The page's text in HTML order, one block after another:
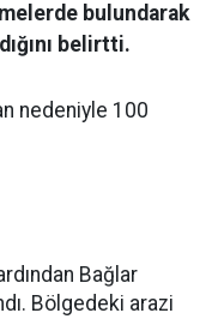
bulundarak
belirtti.
nedeniyle 100
Bağlar
Bölgedeki arazi